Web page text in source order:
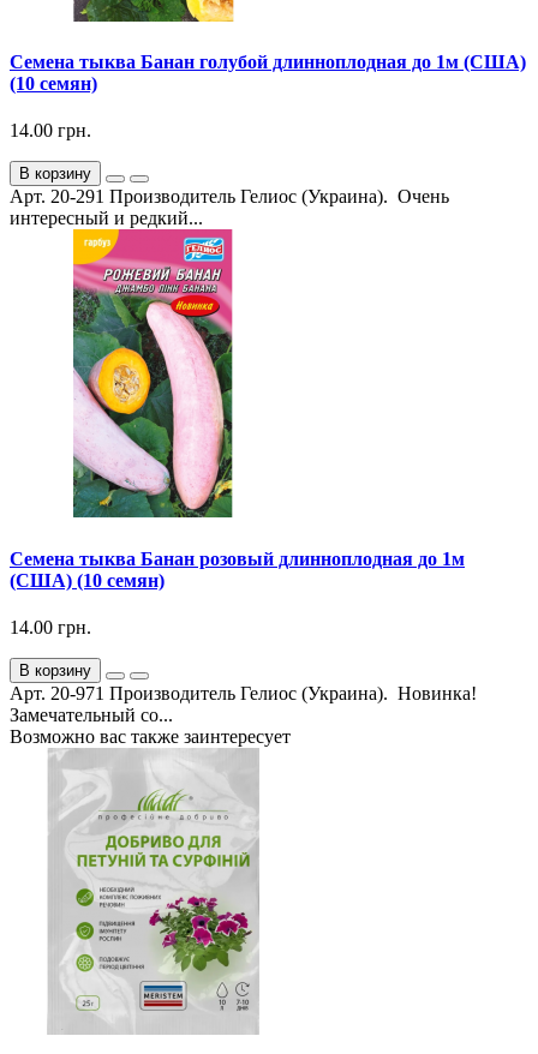
Семена тыква Банан голубой длинноплодная до 1м (США)
(10 семян)
14.00 грн.
В корзину
Арт. 20-291 Производитель Гелиос (Украина). Очень
интересный и редкий...
Семена тыква Банан розовый длинноплодная до 1м
(США) (10 семян)
14.00 грн.
В корзину
Арт. 20-971 Производитель Гелиос (Украина). Новинка!
Замечательный со...
Возможно вас также заинтересует